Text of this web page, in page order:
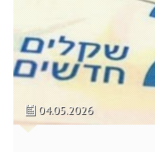
04.05.2026